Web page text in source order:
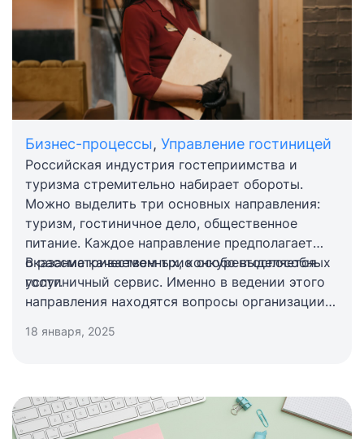
Бизнес-процессы, Управление гостиницей
Гостиничное дело:
перспективы развития и залог
успеха
Российская индустрия гостеприимства и
туризма стремительно набирает обороты.
Можно выделить три основных направления:
туризм, гостиничное дело, общественное
питание. Каждое направление предполагает
оказание качественных, конкурентоспособных
услуг.
В рассматриваемом трио особо выделяется
гостиничный сервис. Именно в ведении этого
направления находятся вопросы организации
путешественников. Рассмотрим детальнее
18 января, 2025